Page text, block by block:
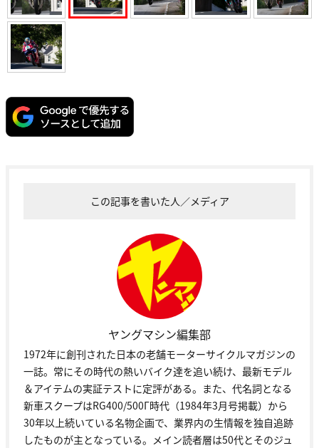
この記事を書いた人／メディア
ヤングマシン編集部
1972年に創刊された日本の老舗モーターサイクルマガジンの
一誌。常にその時代の熱いバイク達を追い続け、最新モデル
＆アイテムの実証テストに定評がある。また、代名詞となる
新車スクープはRG400/500Γ時代（1984年3月号掲載）から
30年以上続いている名物企画で、業界内の生情報を独自追跡
したものが主となっている。メイン読者層は50代とそのジュ